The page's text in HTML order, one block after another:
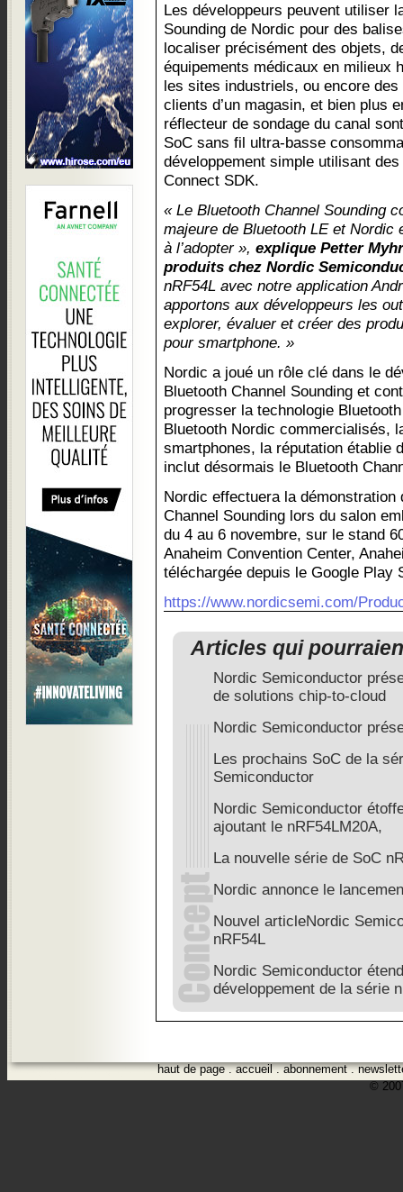
Les développeurs peuvent utiliser
Sounding de Nordic pour des
localiser précisément des objets,
équipements médicaux en milieux
les sites industriels, ou encore
clients d’un magasin, et bien plus
réflecteur de sondage du canal
SoC sans fil ultra-basse
développement simple utilisant
Connect SDK.
« Le Bluetooth Channel Sounding
majeure de Bluetooth LE et Nordic
à l’adopter », explique Petter
produits chez Nordic
nRF54L avec notre application
apportons aux développeurs les
explorer, évaluer et créer des
pour smartphone. »
Nordic a joué un rôle clé dans le
Bluetooth Channel Sounding et
progresser la technologie
Bluetooth Nordic commercialisés,
smartphones, la réputation établie
inclut désormais le Bluetooth
Nordic effectuera la démonstration
Channel Sounding lors du salon
du 4 au 6 novembre, sur le stand
Anaheim Convention Center,
téléchargée depuis le Google Play
https://www.nordicsemi.com/
Articles qui
Nordic Semiconductor
de solutions chip-to-cloud
Nordic Semiconductor
Les prochains SoC de la
Semiconductor
Nordic Semiconductor
ajoutant le nRF54LM20A,
La nouvelle série de SoC
Nordic annonce le
Nouvel articleNordic
nRF54L
Nordic Semiconductor
développement de la série
haut de page.accueil.abonnement.
©